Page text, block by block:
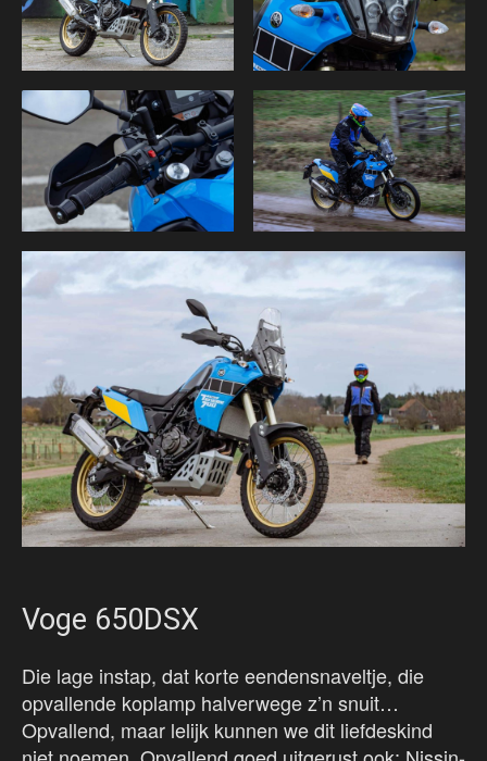
Voge 650DSX
Die lage instap, dat korte eendensnaveltje, die
opvallende koplamp halverwege z’n snuit…
Opvallend, maar lelijk kunnen we dit liefdeskind